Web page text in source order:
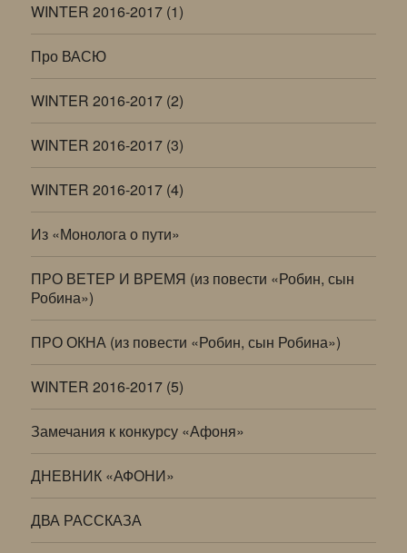
WINTER 2016-2017 (1)
Про ВАСЮ
WINTER 2016-2017 (2)
WINTER 2016-2017 (3)
WINTER 2016-2017 (4)
Из «Монолога о пути»
ПРО ВЕТЕР И ВРЕМЯ (из повести «Робин, сын
Робина»)
ПРО ОКНА (из повести «Робин, сын Робина»)
WINTER 2016-2017 (5)
Замечания к конкурсу «Афоня»
ДНЕВНИК «АФОНИ»
ДВА РАССКАЗА